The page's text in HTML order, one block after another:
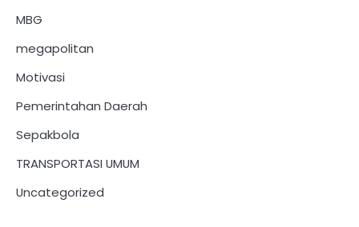
MBG
megapolitan
Motivasi
Pemerintahan Daerah
Sepakbola
TRANSPORTASI UMUM
Uncategorized